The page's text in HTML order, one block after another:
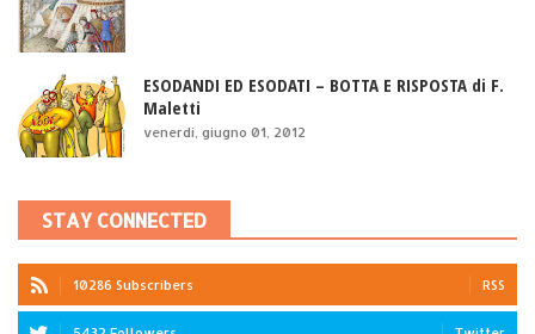
ESODANDI ED ESODATI – BOTTA E RISPOSTA di F.
Maletti
venerdì, giugno 01, 2012
STAY CONNECTED
10286 Subscribers RSS